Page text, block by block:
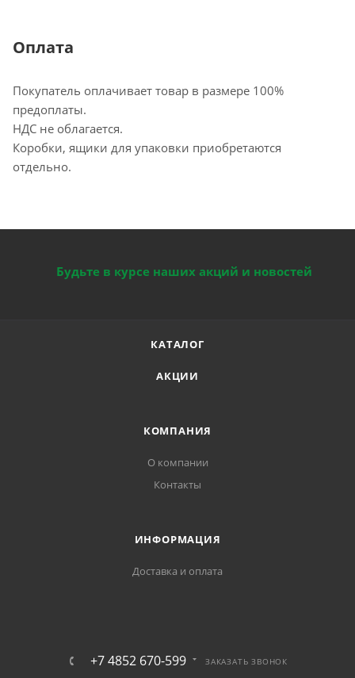
Оплата
Покупатель оплачивает товар в размере 100%
предоплаты.
НДС не облагается.
Коробки, ящики для упаковки приобретаются
отдельно.
Будьте в курсе наших акций и новостей
КАТАЛОГ
АКЦИИ
КОМПАНИЯ
О компании
Контакты
ИНФОРМАЦИЯ
Доставка и оплата
+7 4852 670-599 ЗАКАЗАТЬ ЗВОНОК